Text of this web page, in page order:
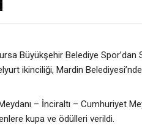
Büyükşehir Belediye
ikinciliği, Mardin
– İnciraltı – Cumhuriyet
kupa ve ödülleri verildi.